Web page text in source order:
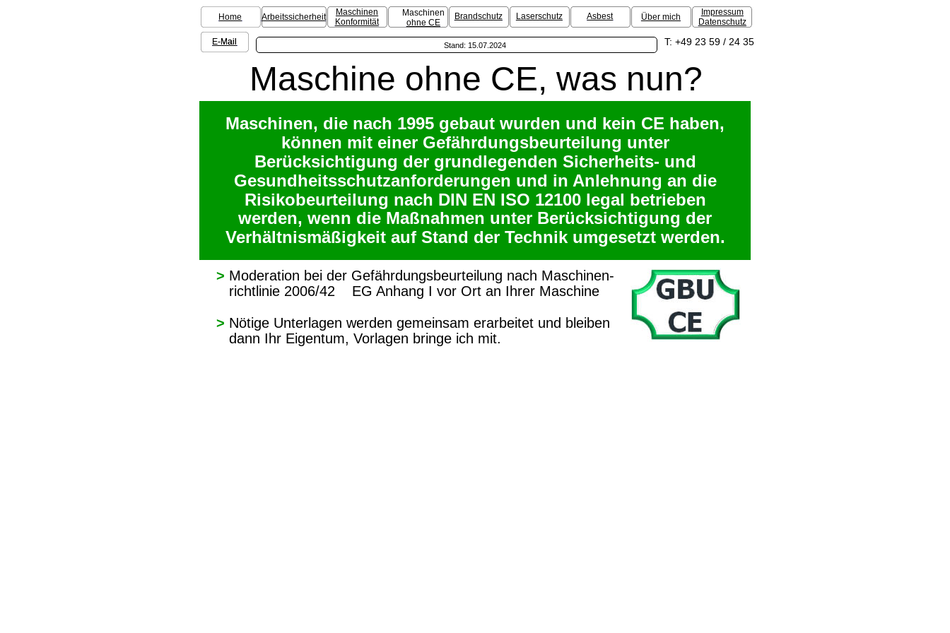
Maschine ohne CE, was nun?
Maschinen, die nach 1995 gebaut wurden und kein CE haben,
können mit einer Gefährdungsbeurteilung unter
Berücksichtigung der grundlegenden Sicherheits- und
Gesundheitsschutzanforderungen und in Anlehnung an die
Risikobeurteilung nach DIN EN ISO 12100 legal betrieben
werden, wenn die Maßnahmen unter Berücksichtigung der
Verhältnismäßigkeit auf Stand der Technik umgesetzt werden.
> Moderation bei der Gefährdungsbeurteilung nach Maschinen-
   richtlinie 2006/42    EG Anhang I vor Ort an Ihrer Maschine
> Nötige Unterlagen werden gemeinsam erarbeitet und bleiben
   dann Ihr Eigentum, Vorlagen bringe ich mit.
Home Arbeitssicherheit
Maschinen
Konformität
Über mich
Maschinen
ohne CE
Brandschutz Asbest
Impressum
Datenschutz
T: +49 23 59 / 24 35
E-Mail
E-Mail
Laserschutz
Stand: 15.07.2024